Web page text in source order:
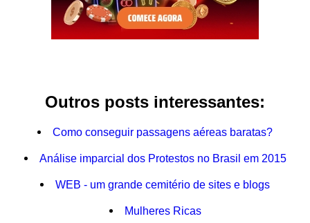
Outros posts interessantes:
Como conseguir passagens aéreas baratas?
Análise imparcial dos Protestos no Brasil em 2015
WEB - um grande cemitério de sites e blogs
Mulheres Ricas